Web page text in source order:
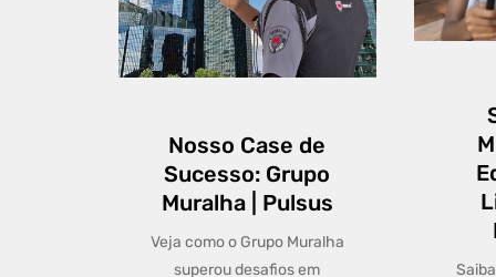
Nosso Case de
Sucesso: Grupo
Muralha | Pulsus
Veja como o Grupo Muralha
superou desafios em